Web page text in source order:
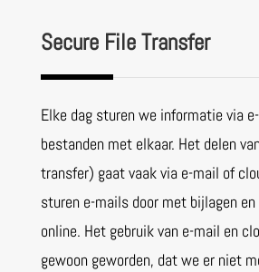
Secure File Transfer
Elke dag sturen we informatie via
bestanden met elkaar. Het delen
transfer) gaat vaak via e-mail of
sturen e-mails door met bijlagen
online. Het gebruik van e-mail en
gewoon geworden, dat we er niet